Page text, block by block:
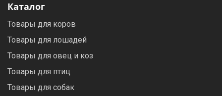
Каталог
Товары для коров
Товары для лошадей
Товары для овец и коз
Товары для птиц
Товары для собак